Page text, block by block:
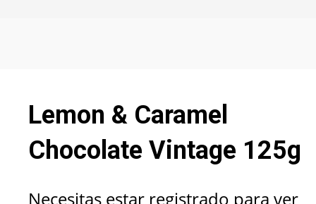
Lemon & Caramel
Chocolate Vintage 125g
Necesitas estar registrado para ver